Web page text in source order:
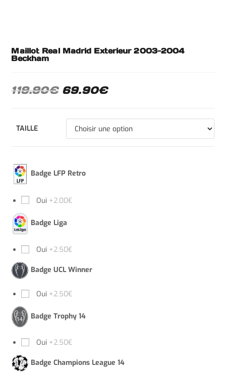
Maillot Real Madrid Exterieur 2003-2004
Beckham
119.90€ 69.90€
TAILLE
Badge LFP Retro
Oui +2.00€
Badge Liga
Oui +2.50€
Badge UCL Winner
Oui +2.50€
Badge Trophy 14
Oui +2.50€
Badge Champions League 14